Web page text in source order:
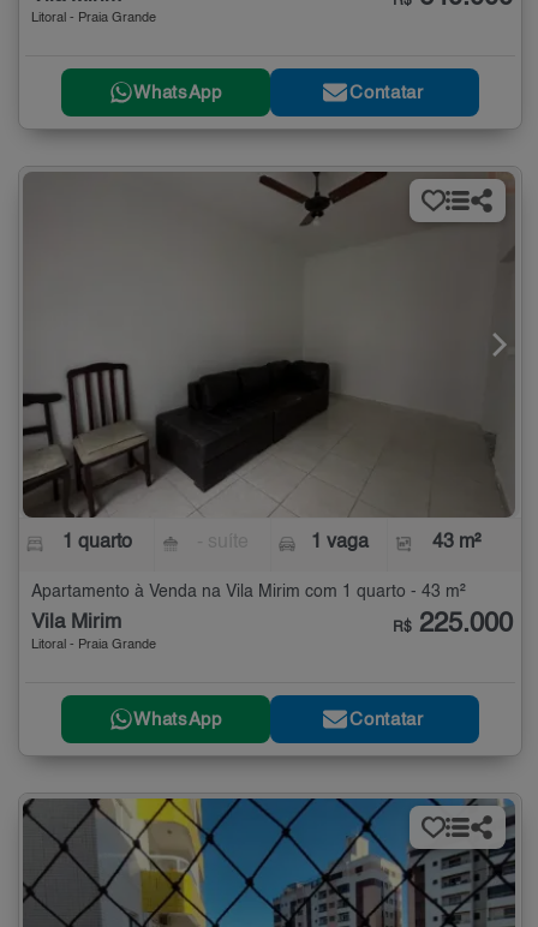
Litoral - Praia Grande
WhatsApp Contatar
1 quarto 1 vaga 43 m²
Apartamento à Venda na Vila Mirim com 1 quarto - 43 m²
Vila Mirim
Litoral - Praia Grande
R$ 225.000
WhatsApp Contatar